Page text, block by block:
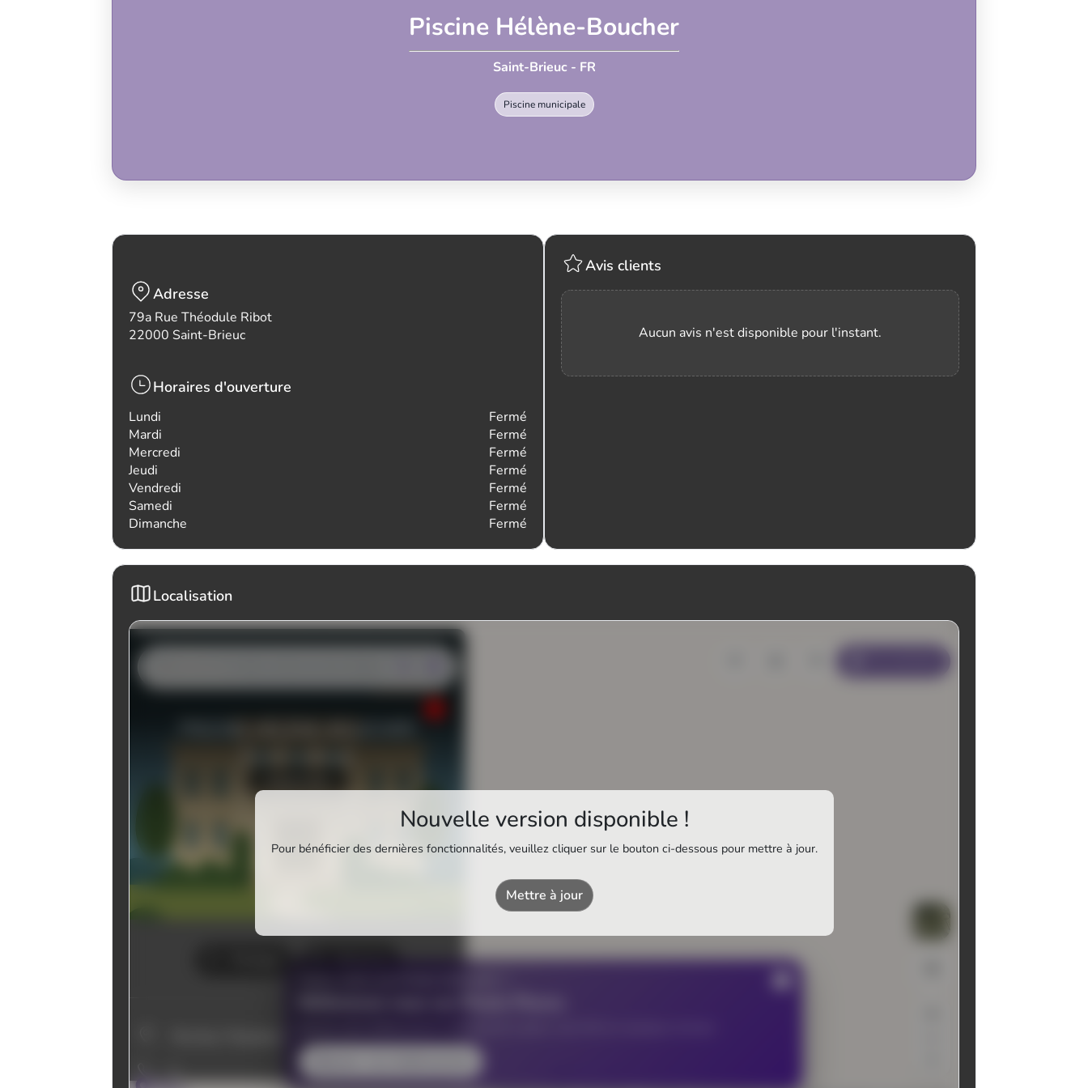
Piscine Hélène-Boucher
Saint-Brieuc - FR
Piscine municipale
Adresse
79a Rue Théodule Ribot
22000 Saint-Brieuc
Horaires d'ouverture
Lundi
Fermé
Mardi
Fermé
Mercredi
Fermé
Jeudi
Fermé
Vendredi
Fermé
Samedi
Fermé
Dimanche
Fermé
Avis clients
Aucun avis n'est disponible pour l'instant.
Localisation